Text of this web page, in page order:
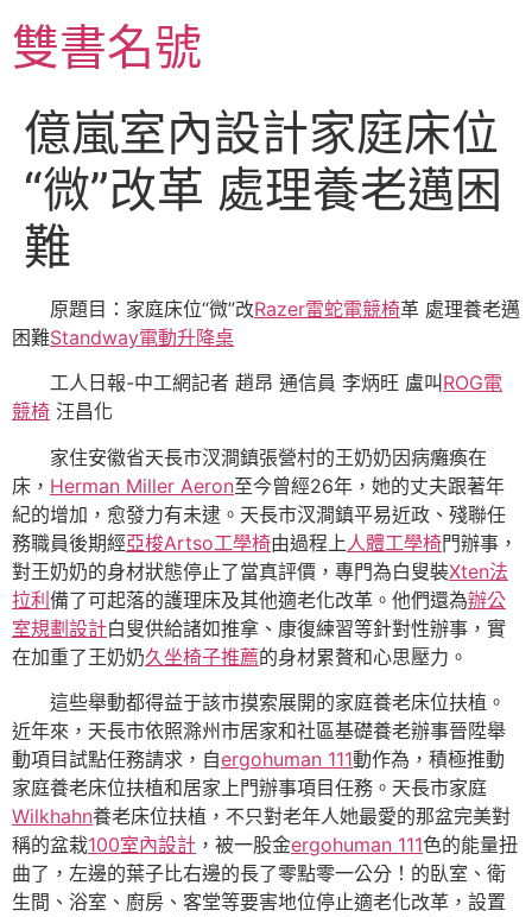
至
主雙書名號
億嵐室內設計家庭床位
“微”改革 處理養老邁困
難
原題目：‍‍家庭床位“微”改Razer雷蛇電競椅革 處理養老邁
困難Standway電動升降桌
工人日報-中工網記者 趙昂 通信員 李炳旺 盧叫 ROG電
競椅 汪昌化
家住安徽省天長市汊澗鎮張營村的王奶奶因病癱瘓在
床， Herman Miller Aeron至今曾經26年，她的丈夫跟著年
紀的增加，愈發力有未逮。天長市汊澗鎮平易近政、殘聯任
務職員後期經亞梭Artso工學椅由過程上 人體工學椅門辦事，
對王奶奶的身材狀態停止了當真評價，專門為白叟裝Xten法
拉利備了可起落的護理床及其他適老化改革。他們還為辦公
室規劃設計白叟供給諸如推拿、康復練習等針對性辦事，實
在加重了王奶奶久坐椅子推薦的身材累贅和心思壓力。
這些舉動都得益于該市摸索展開的家庭養老床位扶植。
近年來，天長市依照滁州市居家和社區基礎養老辦事晉陞舉
動項目試點任務請求，自ergohuman 111動作為，積極推動
家庭養老床位扶植和居家上門辦事項目任務。天長市家庭
Wilkhahn養老床位扶植，不只對老年人她最愛的那盆完美對
稱的盆栽100室內設計 ，被一股金ergohuman 111色的能量扭
曲了，左邊的葉子比右邊的長了零點零一公分！的臥室、衛
生間、浴室、廚房、客堂等要害地位停止適老化改革，設置